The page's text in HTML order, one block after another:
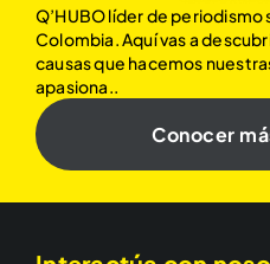
Q’HUBO líder de periodismo
Colombia. Aquí vas a
causas que hacemos
apasiona..
Conocer